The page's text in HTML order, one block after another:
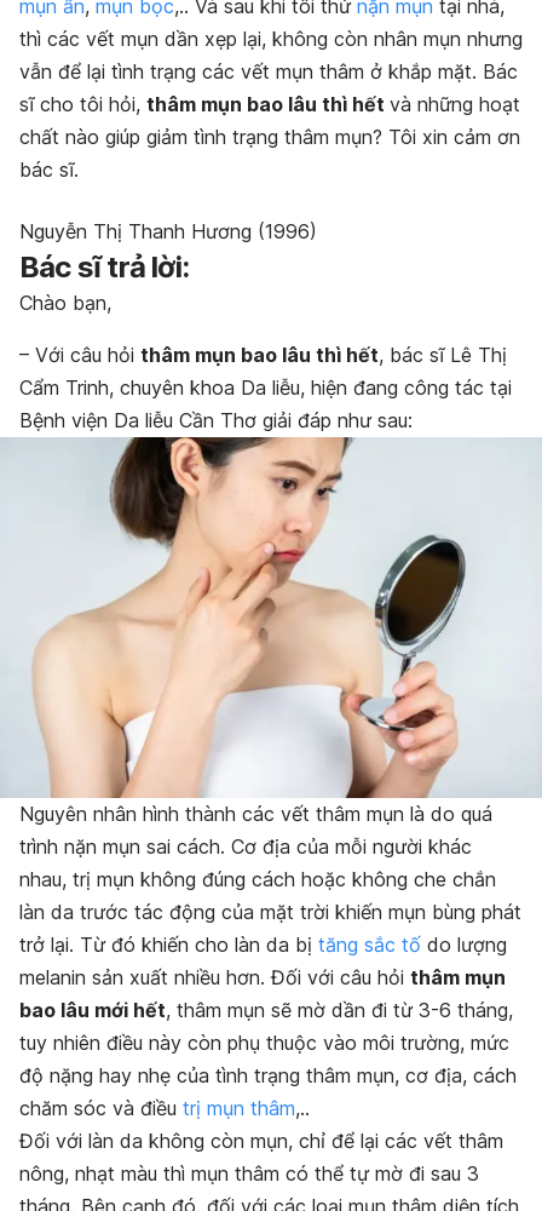
mụn ẩn, mụn bọc,.. Và sau khi tôi thử nặn mụn tại nhà,
thì các vết mụn dần xẹp lại, không còn nhân mụn nhưng
vẫn để lại tình trạng các vết mụn thâm ở khắp mặt. Bác
sĩ cho tôi hỏi, thâm mụn bao lâu thì hết và những hoạt
chất nào giúp giảm tình trạng thâm mụn? Tôi xin cảm ơn
bác sĩ.
Nguyễn Thị Thanh Hương (1996)
Bác sĩ trả lời:
Chào bạn,
– Với câu hỏi thâm mụn bao lâu thì hết, bác sĩ Lê Thị
Cẩm Trinh, chuyên khoa Da liễu, hiện đang công tác tại
Bệnh viện Da liễu Cần Thơ giải đáp như sau:
Nguyên nhân hình thành các vết thâm mụn là do quá
trình nặn mụn sai cách. Cơ địa của mỗi người khác
nhau, trị mụn không đúng cách hoặc không che chắn
làn da trước tác động của mặt trời khiến mụn bùng phát
trở lại. Từ đó khiến cho làn da bị tăng sắc tố do lượng
melanin sản xuất nhiều hơn. Đối với câu hỏi thâm mụn
bao lâu mới hết, thâm mụn sẽ mờ dần đi từ 3-6 tháng,
tuy nhiên điều này còn phụ thuộc vào môi trường, mức
độ nặng hay nhẹ của tình trạng thâm mụn, cơ địa, cách
chăm sóc và điều trị mụn thâm,..
Đối với làn da không còn mụn, chỉ để lại các vết thâm
nông, nhạt màu thì mụn thâm có thể tự mờ đi sau 3
tháng. Bên cạnh đó, đối với các loại mụn thâm diện tích